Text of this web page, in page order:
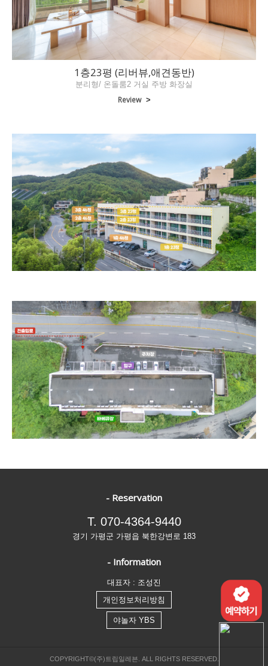
1층23평 (리버뷰,애견동반)
분리형/ 온돌룸2 거실 주방 화장실
Review >
- Reservation
T. 070-4364-9440
경기 가평군 가평읍 북한강변로 183
- Information
대표자 : 조성진
개인정보처리방침
야놀자 YBS
COPYRIGHT©(주)트립일레븐. ALL RIGHTS RESERVED.